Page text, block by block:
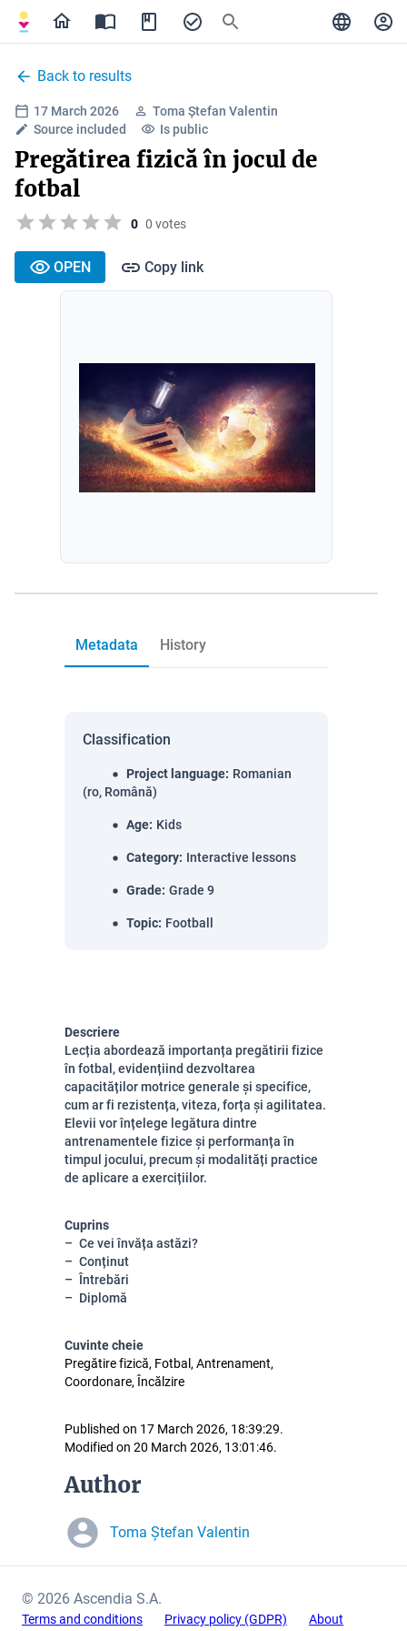
Back to results
17 March 2026
Toma Ștefan Valentin
Source included
Is public
Pregătirea fizică în jocul de
fotbal
0 0 votes
OPEN Copy link
Metadata History
Classification
Project language: Romanian
(ro, Română)
Age: Kids
Category: Interactive lessons
Grade: Grade 9
Topic: Football
Descriere
Lecția abordează importanța pregătirii fizice
în fotbal, evidențiind dezvoltarea
capacităților motrice generale și specifice,
cum ar fi rezistența, viteza, forța și agilitatea.
Elevii vor înțelege legătura dintre
antrenamentele fizice și performanța în
timpul jocului, precum și modalități practice
de aplicare a exercițiilor.
Cuprins
Ce vei învăța astăzi?
Conținut
Întrebări
Diplomă
Cuvinte cheie
Pregătire fizică, Fotbal, Antrenament,
Coordonare, Încălzire
Published on 17 March 2026, 18:39:29.
Modified on 20 March 2026, 13:01:46.
Author
Toma Ștefan Valentin
© 2026 Ascendia S.A.
Terms and conditions Privacy policy (GDPR) About